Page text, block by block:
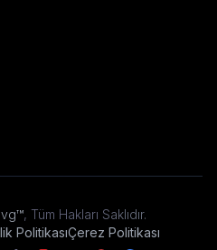
, Tüm Hakları Saklıdır.
PolitikasıÇerez Politikası